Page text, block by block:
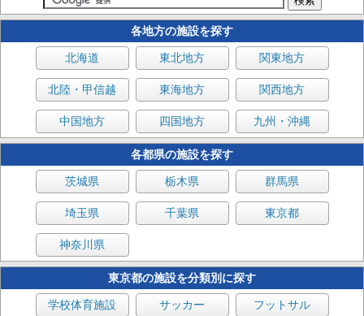
各地方の施設を探す
北海道 東北地方 関東地方
北陸・甲信越 東海地方 関西地方
中国地方 四国地方 九州・沖縄
各都県の施設を探す
茨城県 栃木県 群馬県
埼玉県 千葉県 東京都
神奈川県
東京都の施設を分類別に探す
学校体育施設 サッカー フットサル